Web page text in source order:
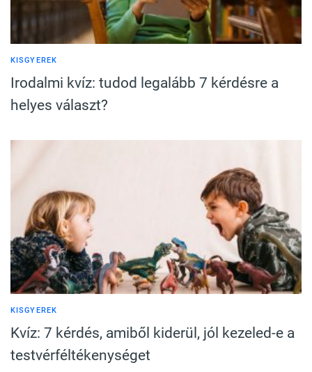
KISGYEREK
Irodalmi kvíz: tudod legalább 7 kérdésre a
helyes választ?
KISGYEREK
Kvíz: 7 kérdés, amiből kiderül, jól kezeled-e a
testvérféltékenységet